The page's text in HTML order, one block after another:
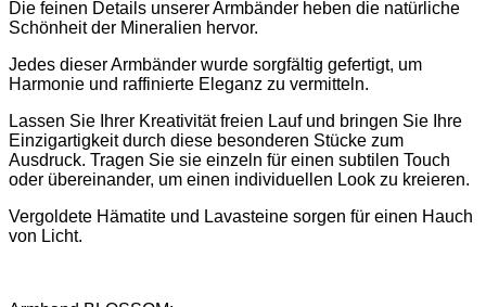
Die feinen Details unserer Armbänder heben die natürliche
Schönheit der Mineralien hervor.
Jedes dieser Armbänder wurde sorgfältig gefertigt, um
Harmonie und raffinierte Eleganz zu vermitteln.
Lassen Sie Ihrer Kreativität freien Lauf und bringen Sie Ihre
Einzigartigkeit durch diese besonderen Stücke zum
Ausdruck. Tragen Sie sie einzeln für einen subtilen Touch
oder übereinander, um einen individuellen Look zu kreieren.
Vergoldete Hämatite und Lavasteine sorgen für einen Hauch
von Licht.